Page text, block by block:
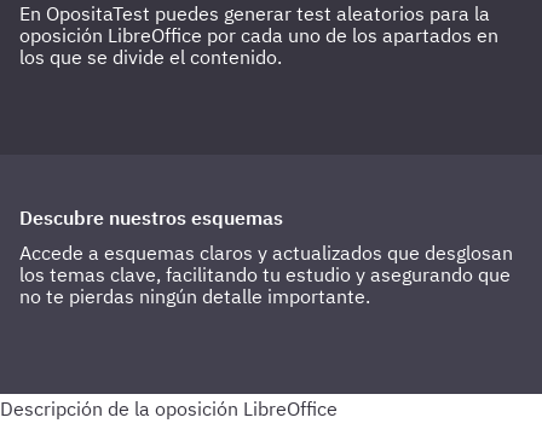
En OpositaTest puedes generar test aleatorios para la
oposición LibreOffice por cada uno de los apartados en
los que se divide el contenido.
Descubre nuestros esquemas
Accede a esquemas claros y actualizados que desglosan
los temas clave, facilitando tu estudio y asegurando que
no te pierdas ningún detalle importante.